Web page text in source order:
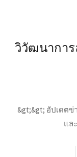
วิวัฒนาการ
&gt;&gt; อัปเดต
แล